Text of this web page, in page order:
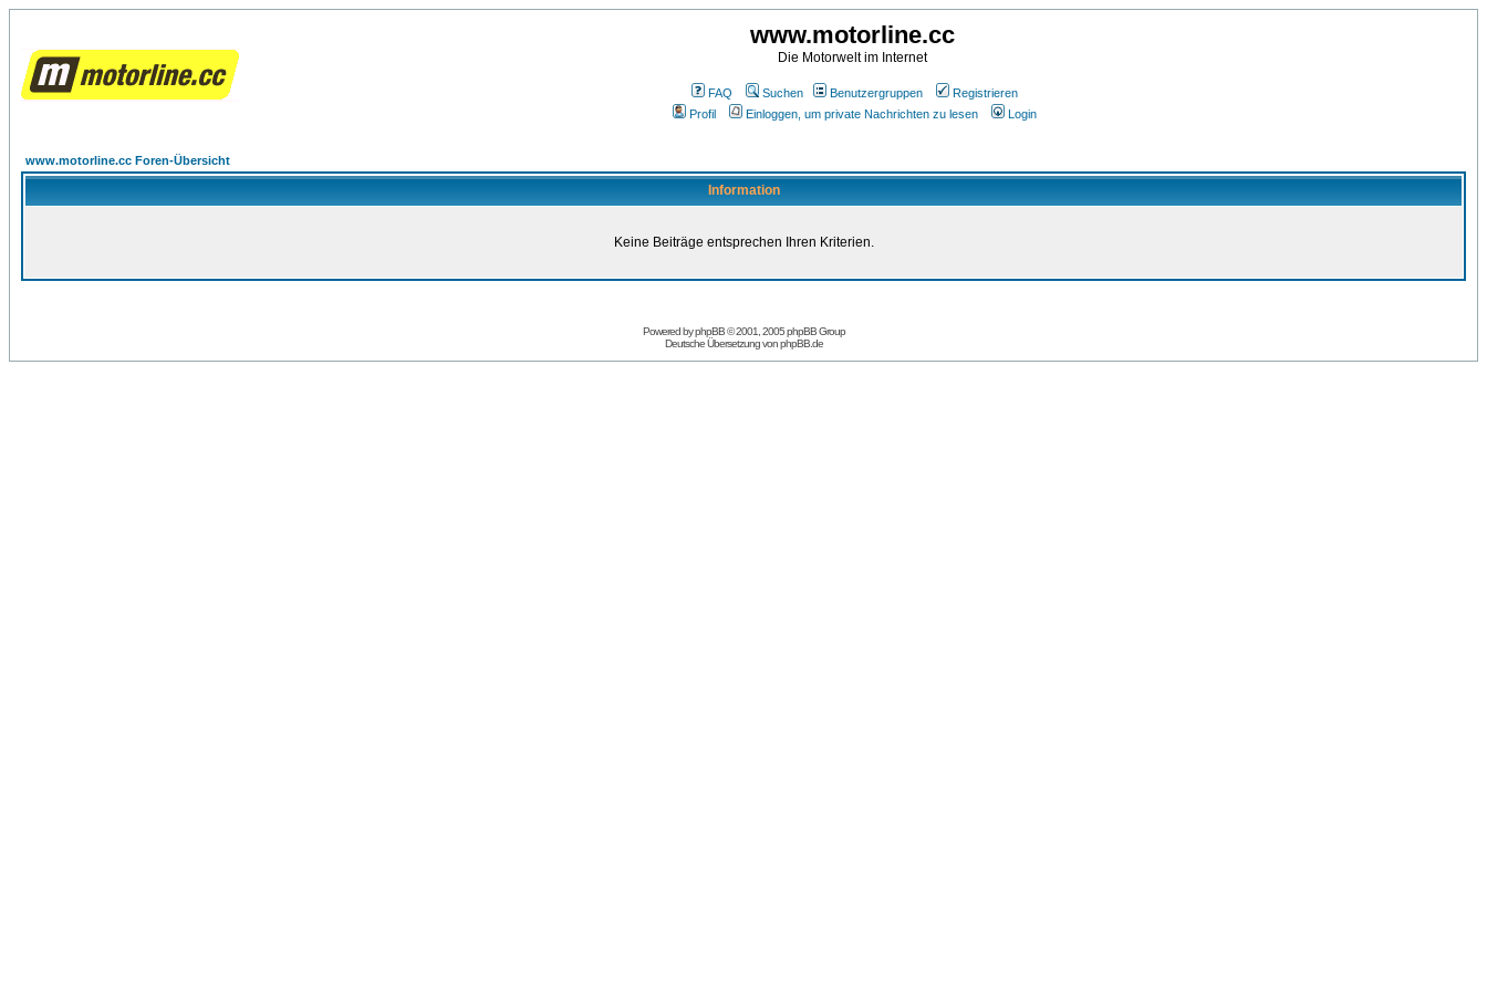
www.motorline.cc
Die Motorwelt im Internet
FAQ Suchen Benutzergruppen
Registrieren
Profil
Einloggen, um private Nachrichten zu lesen Login
www.motorline.cc Foren-Übersicht
Information
Keine Beiträge entsprechen Ihren Kriterien.
Powered byphpBB© 2001, 2005 phpBB Group
Deutsche Übersetzung vonphpBB.de